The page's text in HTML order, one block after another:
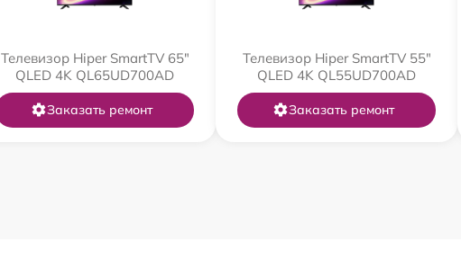
Телевизор Hiper SmartTV 65"
QLED 4K QL65UD700AD
Заказать ремонт
Телевизор Hiper SmartTV 55"
QLED 4K QL55UD700AD
Заказать ремонт